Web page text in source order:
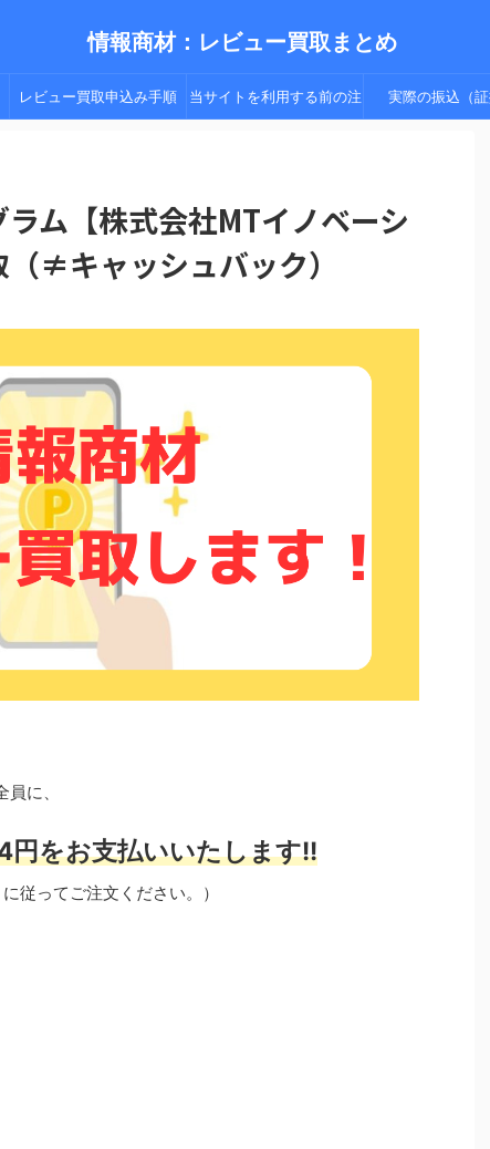
情報商材：レビュー買取まとめ
レビュー買取申込み手順 当サイトを利用する前の注 実際の振込（証
ム【株式会社MTイノベーシ
≠キャッシュバック）
に、
をお支払いいたします!!
従ってご注文ください。）